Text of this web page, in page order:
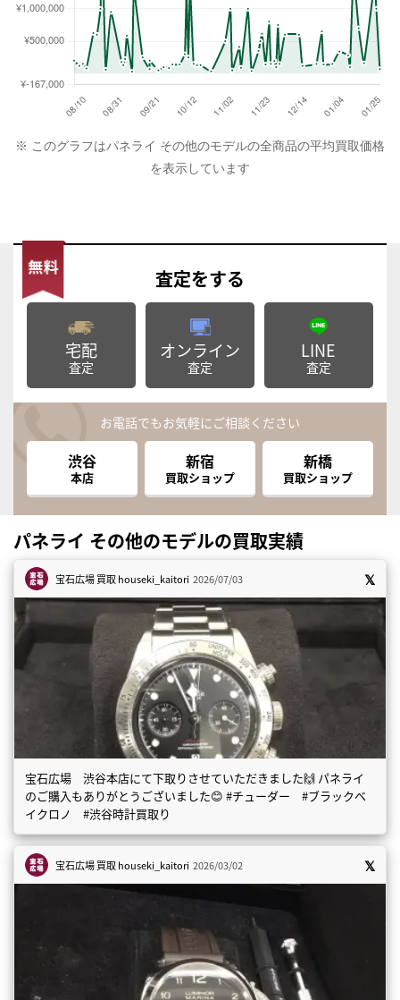
※ このグラフはパネライ その他のモデルの全商品の平均買取価格
を表示しています
査定をする
宅配
査定
オンライン
査定
LINE
査定
お電話でもお気軽にご相談ください
渋谷
本店
新宿
買取ショップ
新橋
買取ショップ
パネライ その他のモデルの買取実績
宝石広場 買取houseki_kaitori 2026/07/03
宝石広場 渋谷本店にて下取りさせていただきました🙌 パネライ
のご購入もありがとうございました😊 #チューダー #ブラックベ
イクロノ #渋谷時計買取り
宝石広場 買取houseki_kaitori 2026/03/02